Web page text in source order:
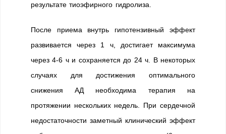
результате тиоэфирного гидролиза.
После приема внутрь гипотензивный эффект
развивается через 1 ч, достигает максимума
через 4-6 ч и сохраняется до 24 ч. В некоторых
случаях для достижения оптимального
снижения АД необходима терапия на
протяжении нескольких недель. При сердечной
недостаточности заметный клинический эффект